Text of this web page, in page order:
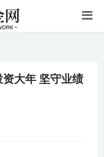
资大年 坚守业绩